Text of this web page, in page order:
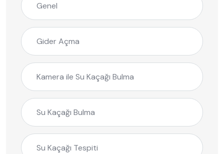
Genel
Gider Açma
Kamera ile Su Kaçağı Bulma
Su Kaçağı Bulma
Su Kaçağı Tespiti